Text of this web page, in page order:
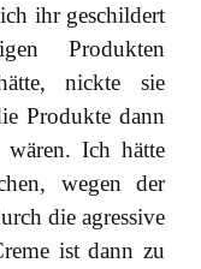
ihr geschildert
Produkten
nickte sie
Produkte dann
Ich hätte
wegen der
die agressive
ist dann zu